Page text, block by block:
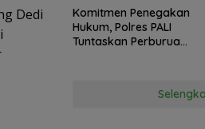
Dedi
Komitmen Penegakan
Hukum, Polres PALI
Tuntaskan Perburuan